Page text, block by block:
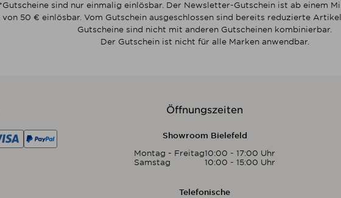
*Gutscheine sind nur einmalig einlösbar. Der Newsletter-Gutschein ist ab einem
von 50 € einlösbar. Vom Gutschein ausgeschlossen sind bereits reduzierte Artikel
Gutscheine sind nicht mit anderen Gutscheinen kombinierbar.
Der Gutschein ist nicht für alle Marken anwendbar.
Öffnungszeiten
Showroom Bielefeld
Montag - Freitag10:00 - 17:00 Uhr
Samstag
10:00 - 15:00 Uhr
Telefonische